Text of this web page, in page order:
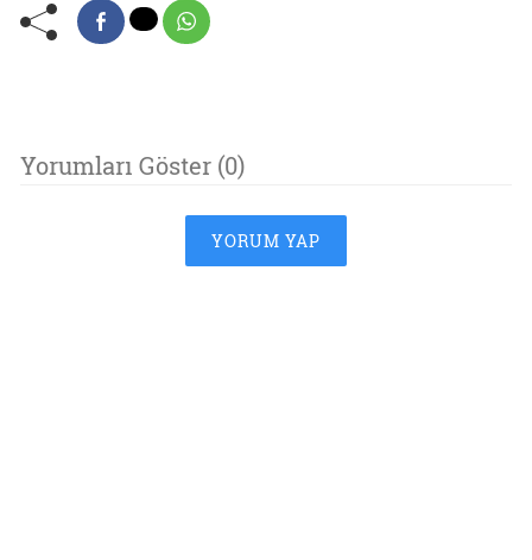
Yorumları Göster (0)
YORUM YAP